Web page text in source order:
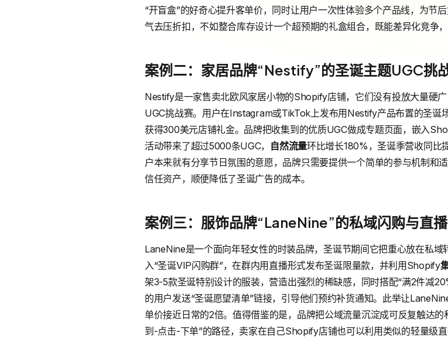
“开盲盒”的好奇心提升客单价，同时让用户一次性体验多个产品线，为节
气去压折扣，不如整合库存设计一个超预期的礼盒组合，既能差异化竞争，
案例二：家居品牌“Nestify”的圣诞主题UGC挑
Nestify是一家售卖北欧风家居小物的Shopify店铺，它们没有投放大量硬
UGC挑战赛。用户在Instagram或TikTok上发布用Nestify产品布置的圣诞
获得300美元店铺礼金。品牌把收集到的优质UGC做成专题页面，嵌入
活动带来了超过5000条UGC， 自然流量环比增长180%，圣诞季营收同比
户本来就有分享节日氛围的意愿，品牌只需要提供一个简单的参与机制和
信任资产，顺便降低了圣诞广告的成本。
案例三：服饰品牌“LaneNine”的私域闪购与直
LaneNine是一个面向年轻女性的时装品牌，圣诞节期间它把重心放在私
入“圣诞VIP闪购群”，在群内用直播形式发布圣诞限量款，并利用Shopify
架3-5款圣诞特别设计的服装，营造出强烈的稀缺感，同时搭配“满2件减
的用户发送“圣诞愿望清单”链接，引导他们预约补货通知。此举让
单价接近日常的2倍。值得借鉴的是，品牌把公域流量沉淀成可反复触达
到-点击-下单”的路径，卖家在自己Shopify店铺也可以利用类似的轻量级